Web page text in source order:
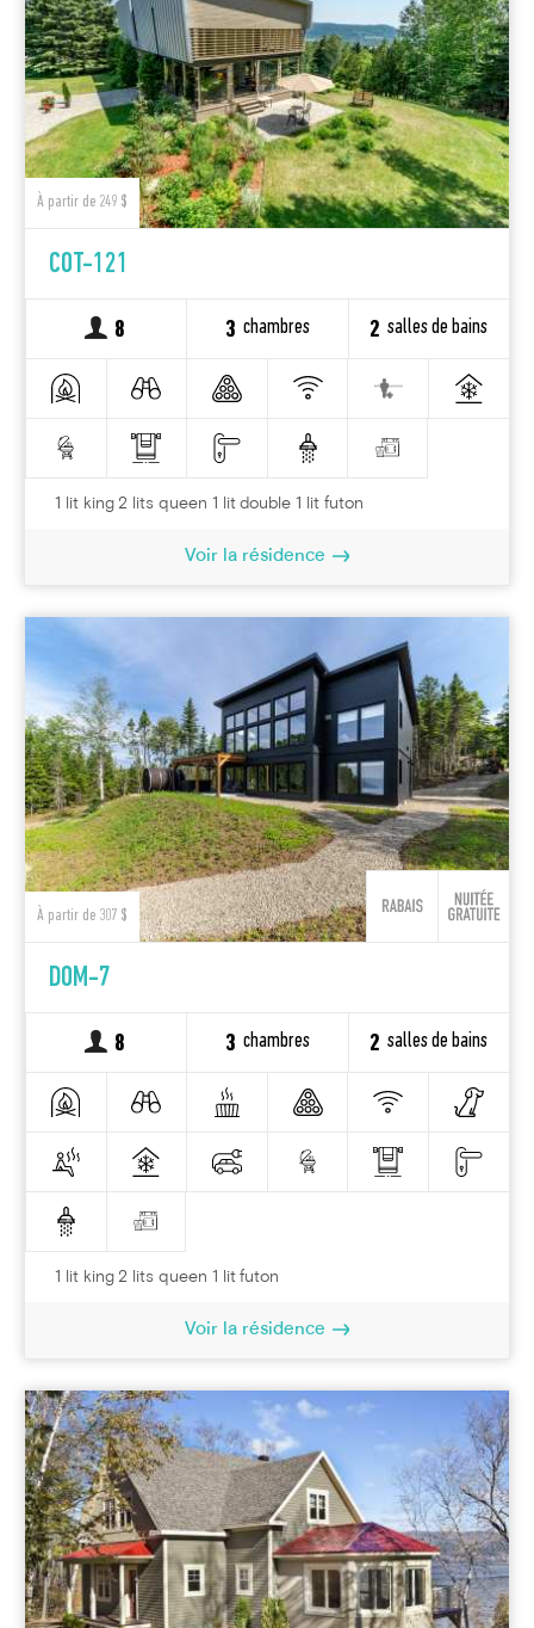
À partir de 249 $
COT-121
8 3 chambres 2 salles de bains
1 lit king 2 lits queen 1 lit double 1 lit futon
Voir la résidence
À partir de 307 $
DOM-7
8 3 chambres 2 salles de bains
1 lit king 2 lits queen 1 lit futon
Voir la résidence